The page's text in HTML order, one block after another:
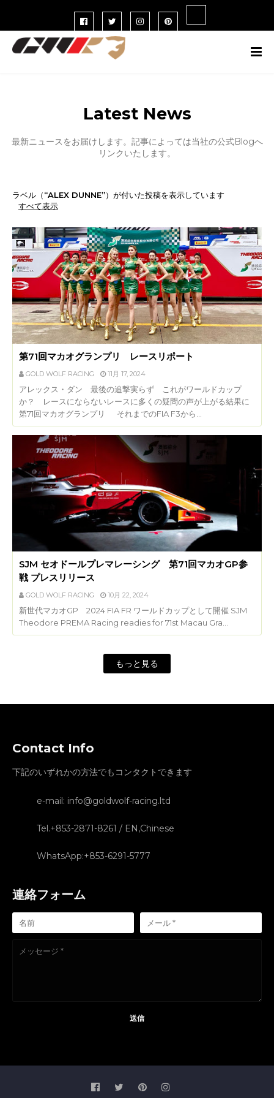
Latest News
最新ニュースをお届けします。記事によっては当社の公式Blogへ
リンクいたします。
ラベル（ ALEX DUNNE ）が付いた投稿を表示しています
すべて表示
第71回マカオグランプリ レースリポート
GOLD WOLF RACING 11月 17, 2024
アレックス・ダン 最後の追撃実らず これがワールドカップ
か？ レースにならないレースに多くの疑問の声が上がる結果に
第71回マカオグランプリ それまでのFIA F3から…
SJM セオドールプレマレーシング 第71回マカオGP参
戦 プレスリリース
GOLD WOLF RACING 10月 22, 2024
新世代マカオGP 2024 FIA FR ワールドカップとして開催 SJM
Theodore PREMA Racing readies for 71st Macau Gra…
もっと見る
Contact Info
下記のいずれかの方法でもコンタクトできます
e-mail: info@goldwolf-racing.ltd
Tel.+853-2871-8261 / EN,Chinese
WhatsApp:+853-6291-5777
連絡フォーム